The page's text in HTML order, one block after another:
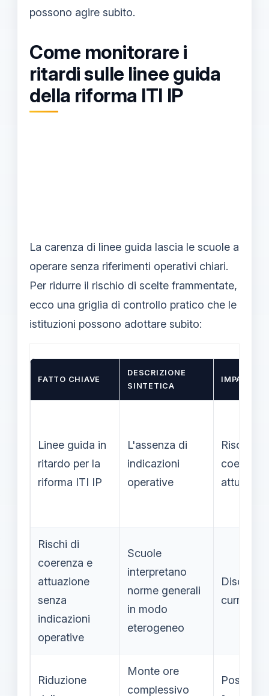
possono agire subito.
Come monitorare i
ritardi sulle linee guida
della riforma ITI IP
La carenza di linee guida lascia le scuole a
operare senza riferimenti operativi chiari.
Per ridurre il rischio di scelte frammentate,
ecco una griglia di controllo pratico che le
istituzioni possono adottare subito:
FATTO CHIAVE
DESCRIZIONE
SINTETICA
IMPATTO
Linee guida in
ritardo per la
riforma ITI IP
L'assenza di
indicazioni
operative
Rischio
coerenza
Rischi di
coerenza e
attuazione
senza
indicazioni
operative
Scuole
interpretano
norme generali
in modo
eterogeneo
Riduzione
Monte ore
complessivo
Possibile